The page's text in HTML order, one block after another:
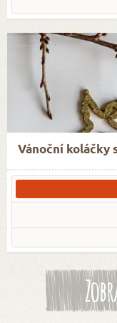
Vánoční koláčky